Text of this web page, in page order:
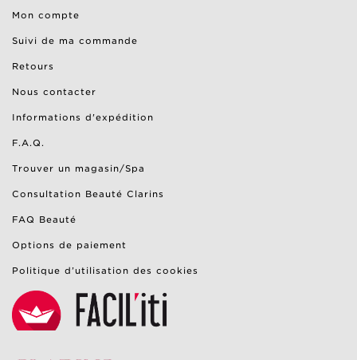
Mon compte
Suivi de ma commande
Retours
Nous contacter
Informations d'expédition
F.A.Q.
Trouver un magasin/Spa
Consultation Beauté Clarins
FAQ Beauté
Options de paiement
Politique d’utilisation des cookies